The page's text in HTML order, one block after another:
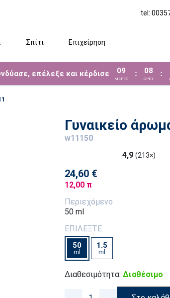
tel:
Σπίτι Επιχείρηση
επέλεξε και κέρδισε 09
ΜΈΡΕΣ
: 08
ΩΡΕΣ
:
Γυναικείο
w11150
4,9 (213×)
24,60 €
12,00 π
Περιεχόμενο
50 ml
ΕΠΙΛΕΞΤΕ
50
ml
1.5
ml
Διαθεσιμότητα: Διαθέσιμο